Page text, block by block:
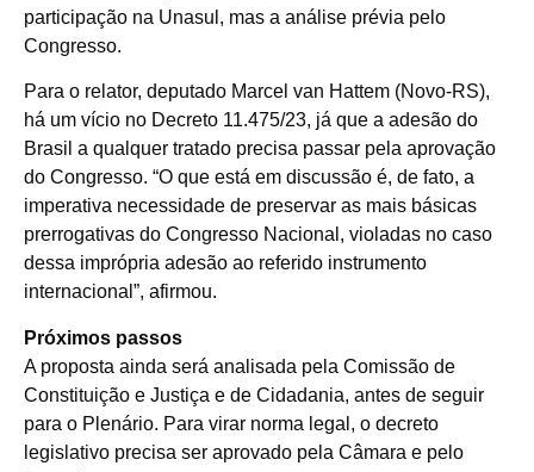
participação na Unasul, mas a análise prévia pelo
Congresso.
Para o relator, deputado Marcel van Hattem (Novo-RS),
há um vício no Decreto 11.475/23, já que a adesão do
Brasil a qualquer tratado precisa passar pela aprovação
do Congresso. “O que está em discussão é, de fato, a
imperativa necessidade de preservar as mais básicas
prerrogativas do Congresso Nacional, violadas no caso
dessa imprópria adesão ao referido instrumento
internacional”, afirmou.
Próximos passos
A proposta ainda será analisada pela Comissão de
Constituição e Justiça e de Cidadania, antes de seguir
para o Plenário. Para virar norma legal, o decreto
legislativo precisa ser aprovado pela Câmara e pelo